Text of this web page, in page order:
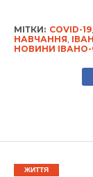
МІТКИ: COVID-19,
НАВЧАННЯ
НОВИНИ
ЖИТТЯ